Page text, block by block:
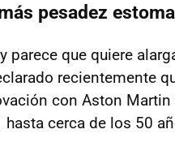
pesadez
y parece que quiere
recientemente
con Aston Martin
cerca de los 50